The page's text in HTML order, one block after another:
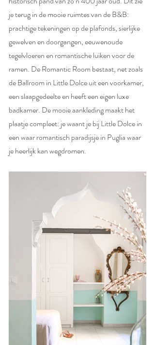
je terug in de mooie ruimtes van de B&B:
prachtige tekeningen op de plafonds, sierlijke
gewelven en doorgangen, eeuwenoude
tegelvloeren en romantische luiken voor de
ramen. De Romantic Room bestaat, net zoals
de Ballroom in Little Dolce uit een voorkamer,
een slaapgedeelte en heeft een eigen luxe
badkamer. De mooie aankleding maakt het
plaatje compleet: je waant je bij Little Dolce in
een waar romantisch paradijsje in Puglia waar
je heerlijk kan wegdromen.